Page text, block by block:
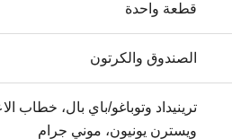
قطعة واحدة
الصندوق والكرتون
ويسترن يونيون، موني جرام